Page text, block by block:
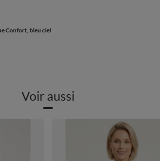
Confort, bleu ciel
Voir aussi